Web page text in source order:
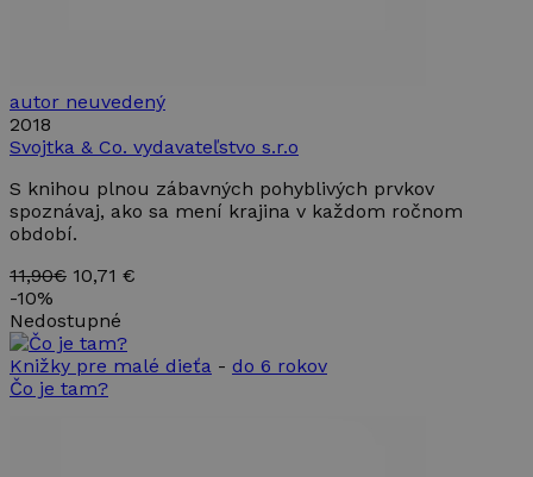
autor neuvedený
2018
Svojtka & Co. vydavateľstvo s.r.o
S knihou plnou zábavných pohyblivých prvkov
spoznávaj, ako sa mení krajina v každom ročnom
období.
11,90€ 10,71 €
-10%
Nedostupné
Knižky pre malé dieťa - do 6 rokov
Čo je tam?